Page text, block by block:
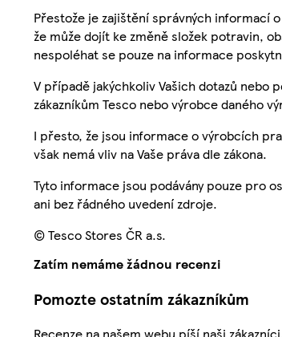
Přestože je zajištění správných informací
že může dojít ke změně složek potravin,
nespoléhat se pouze na informace
V případě jakýchkoliv Vašich dotazů nebo
zákazníkům Tesco nebo výrobce daného
I přesto, že jsou informace o výrobcích
však nemá vliv na Vaše práva dle zákona.
Tyto informace jsou podávány pouze pro
ani bez řádného uvedení zdroje.
© Tesco Stores ČR a.s.
Zatím nemáme žádnou recenzi
Pomozte ostatním zákazníkům